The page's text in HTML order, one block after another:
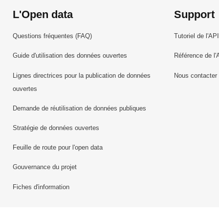
L'Open data
Questions fréquentes (FAQ)
Guide d'utilisation des données ouvertes
Lignes directrices pour la publication de données
ouvertes
Demande de réutilisation de données publiques
Stratégie de données ouvertes
Feuille de route pour l'open data
Gouvernance du projet
Fiches d'information
Support
Tutoriel de l'API
Référence de
Nous contacter